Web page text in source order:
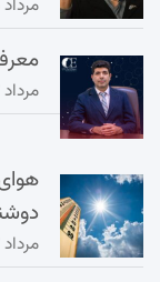
مرداد ۵, ۱۴۰۵
مرداد ۳, ۱۴۰۵
مرداد ۳, ۱۴۰۵